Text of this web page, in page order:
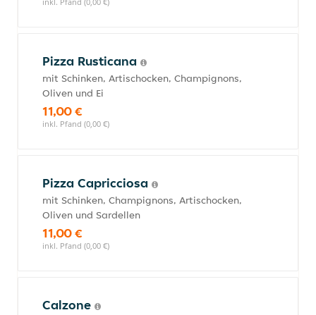
Pizza Rusticana
mit Schinken, Artischocken, Champignons,
Oliven und Ei
11,00 €
inkl. Pfand (0,00 €)
Pizza Capricciosa
mit Schinken, Champignons, Artischocken,
Oliven und Sardellen
11,00 €
inkl. Pfand (0,00 €)
Calzone